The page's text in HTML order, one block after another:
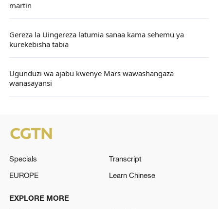
martin
Gereza la Uingereza latumia sanaa kama sehemu ya
kurekebisha tabia
Ugunduzi wa ajabu kwenye Mars wawashangaza
wanasayansi
Specials
Transcript
EUROPE
Learn Chinese
EXPLORE MORE